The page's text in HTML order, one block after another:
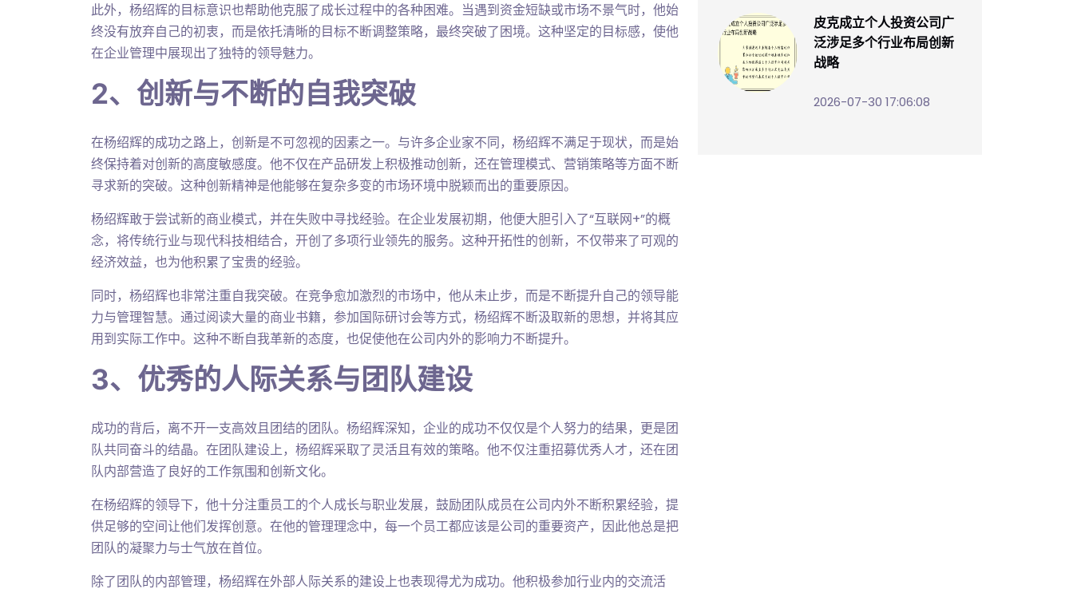
此外，杨绍辉的目标意识也帮助他克服了成长过程中的各种困难。当遇到资金短缺或市场不景气时，他始
终没有放弃自己的初衷，而是依托清晰的目标不断调整策略，最终突破了困境。这种坚定的目标感，使他
在企业管理中展现出了独特的领导魅力。
2、创新与不断的自我突破
在杨绍辉的成功之路上，创新是不可忽视的因素之一。与许多企业家不同，杨绍辉不满足于现状，而是始
终保持着对创新的高度敏感度。他不仅在产品研发上积极推动创新，还在管理模式、营销策略等方面不断
寻求新的突破。这种创新精神是他能够在复杂多变的市场环境中脱颖而出的重要原因。
杨绍辉敢于尝试新的商业模式，并在失败中寻找经验。在企业发展初期，他便大胆引入了“互联网+”的概
念，将传统行业与现代科技相结合，开创了多项行业领先的服务。这种开拓性的创新，不仅带来了可观的
经济效益，也为他积累了宝贵的经验。
同时，杨绍辉也非常注重自我突破。在竞争愈加激烈的市场中，他从未止步，而是不断提升自己的领导能
力与管理智慧。通过阅读大量的商业书籍，参加国际研讨会等方式，杨绍辉不断汲取新的思想，并将其应
用到实际工作中。这种不断自我革新的态度，也促使他在公司内外的影响力不断提升。
3、优秀的人际关系与团队建设
成功的背后，离不开一支高效且团结的团队。杨绍辉深知，企业的成功不仅仅是个人努力的结果，更是团
队共同奋斗的结晶。在团队建设上，杨绍辉采取了灵活且有效的策略。他不仅注重招募优秀人才，还在团
队内部营造了良好的工作氛围和创新文化。
在杨绍辉的领导下，他十分注重员工的个人成长与职业发展，鼓励团队成员在公司内外不断积累经验，提
供足够的空间让他们发挥创意。在他的管理理念中，每一个员工都应该是公司的重要资产，因此他总是把
团队的凝聚力与士气放在首位。
除了团队的内部管理，杨绍辉在外部人际关系的建设上也表现得尤为成功。他积极参加行业内的交流活
皮克成立个人投资公司广
泛涉足多个行业布局创新
战略
2026-07-30 17:06:08